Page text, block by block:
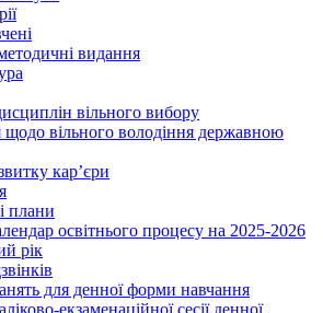
видання
вільного вибору
щодо вільного володіння державною
кар’єри
плани
освітнього процесу на 2025-2026
рік
для денної форми навчання
екзаменаційної сесії денної